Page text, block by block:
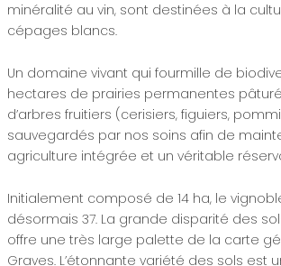
minéralité au vin, sont destinées à la
cépages blancs.
Un domaine vivant qui fourmille de
hectares de prairies permanentes
d’arbres fruitiers (cerisiers, figuiers,
sauvegardés par nos soins afin de
agriculture intégrée et un véritable
Initialement composé de 14 ha, le
désormais 37. La grande disparité des
offre une très large palette de la carte
Graves. L’étonnante variété des sols est